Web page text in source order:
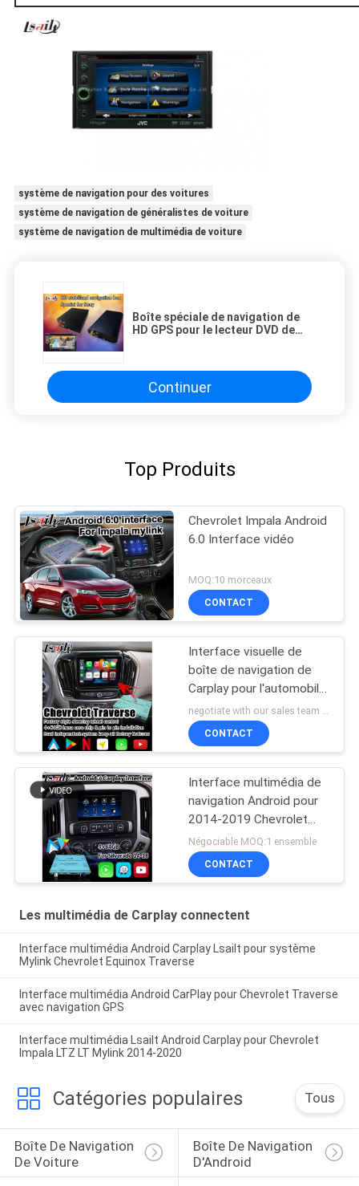
système de navigation pour des voitures
système de navigation de généralistes de voiture
système de navigation de multimédia de voiture
Boîte spéciale de navigation de
HD GPS pour le lecteur DVD de
Continuer
Top Produits
Chevrolet Impala Android
6.0 Interface vidéo
MOQ:10 morceaux
CONTACT
Interface visuelle de
boîte de navigation de
Carplay pour l'automobile
androïde de traversée de
Chevrolet
CONTACT
Interface multimédia de
navigation Android pour
2014-2019 Chevrolet
Silverado 1500 2500
3500 Système Mylink
Négociable MOQ:1 ensemble
CONTACT
Les multimédia de Carplay connectent
Interface multimédia Android Carplay Lsailt pour système
Mylink Chevrolet Equinox Traverse
Interface multimédia Android CarPlay pour Chevrolet Traverse
avec navigation GPS
Interface multimédia Lsailt Android Carplay pour Chevrolet
Impala LTZ LT Mylink 2014-2020
Catégories populaires Tous
Boîte De Navigation
De Voiture
Boîte De Navigation
D'Android